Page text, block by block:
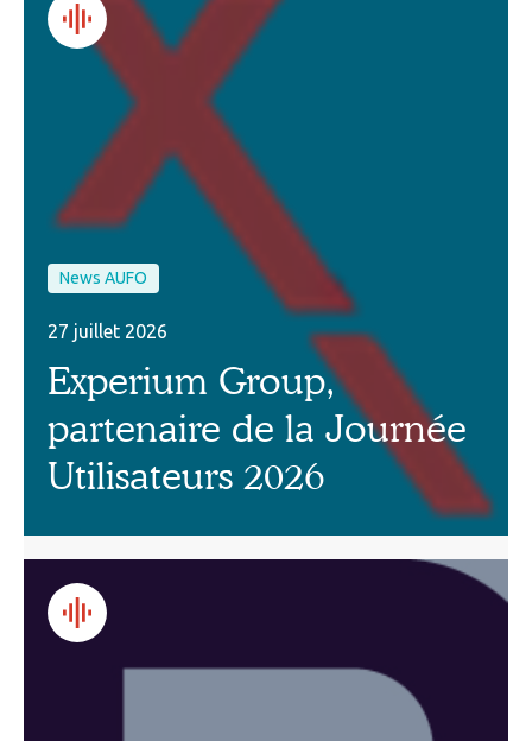
News AUFO
27 juillet 2026
Experium Group,
partenaire de la Journée
Utilisateurs 2026